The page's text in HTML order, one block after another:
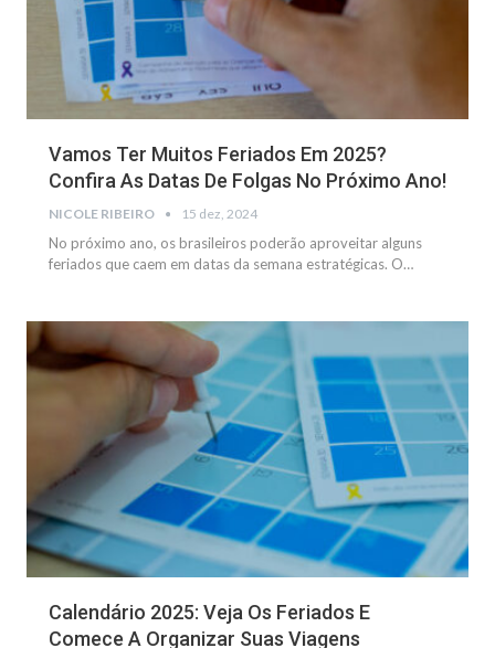
Vamos Ter Muitos Feriados Em 2025?
Confira As Datas De Folgas No Próximo Ano!
NICOLE RIBEIRO 15 dez, 2024
No próximo ano, os brasileiros poderão aproveitar alguns
feriados que caem em datas da semana estratégicas. O…
NOTÍCIAS
Calendário 2025: Veja Os Feriados E
Comece A Organizar Suas Viagens